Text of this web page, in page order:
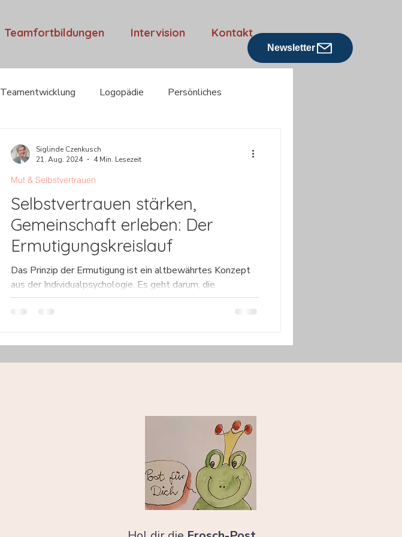
Newsletter
Teamfortbildungen Intervision Kontakt
Teamentwicklung Logopädie Persönliches
Selbstvertrauen stärken,
Gemeinschaft erleben: Der
Ermutigungskreislauf
Das Prinzip der Ermutigung ist ein altbewährtes Konzept
aus der Individualpsychologie. Es geht darum, die
Herausforderungen des Lebens
Mut & Selbstvertrauen
Siglinde Czenkusch
21. Aug. 2024
4 Min. Lesezeit